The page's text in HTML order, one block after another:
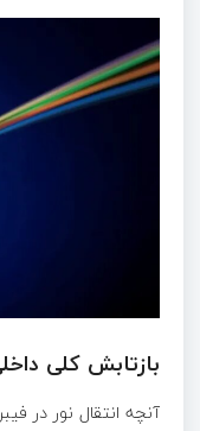
بازتابش کلی
آنچه انتقال نور در